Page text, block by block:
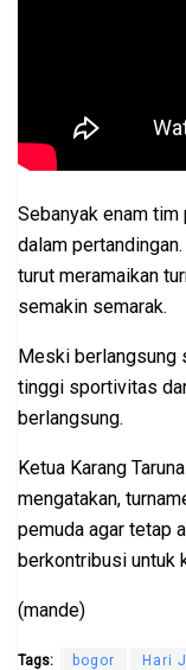
Sebanyak enam
dalam
turut meramaikan
semakin semarak.
Meski berlangsung
tinggi sportivitas
berlangsung.
Ketua Karang
mengatakan,
pemuda agar tetap
berkontribusi untuk
(mande)
Tags: bogor Hari